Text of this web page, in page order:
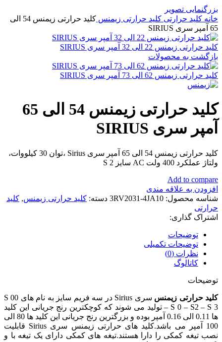
بزرگنمایی تصویر
خانه کلید حرارتی کلید حرارتی زیمنس
کلید حرارتی زیمنس 54 الی
65 آمپر سری SIRIUS
کلید حرارتی زیمنس 22 الی 32 آمپر سری SIRIUS
بازگشت به محصولات
کلید حرارتی زیمنس 62 الی 73 آمپر سری SIRIUS
کلید حرارتی زیمنس 54 الی 65
آمپر سری SIRIUS
کلید حرارتی زیمنس 54 الی 65 آمپر سری Sirius ،توان 30 کیلووات،
ولتاژ عملکرد 400 ولت AC سایز S 2
Add to compare
افزودن به علاقه مندی
شناسه محصول: 3RV2031-4JA10 دسته: کلید حرارتی زیمنس, کلید
حرارتی
اشتراک گذاری:
توضیحات
توضیحات تکمیلی
نظرات (0)
کاتالوگ
توضیحات
کلید حرارتی زیمنس
سری Sirius در سه فریم سایز به نام های S 00
– S 0 – S2 – S 3 تولید می شوند که کوچکترین رنج جریانی این کلید
ها 0.11 الی 0.16 آمپر بوده و بزرگترین رنج جریانی این کلید ها 80 الی
100 آمپر می باشد.کلید های حرارتی زیمنس سری Sirius قابلیت
نصب تیغه کمکی را دارا هستند.تیغه های کمکی دارای یک تیغه با و